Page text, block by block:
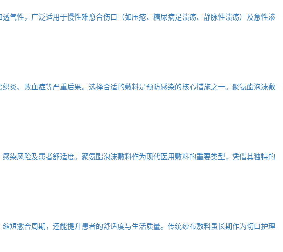
气性，广泛适用于慢性难愈合伤口（如压疮、糖尿病足溃疡、静脉性溃疡）及急性渗
炎、败血症等严重后果。选择合适的敷料是预防感染的核心措施之一。聚氨酯泡沫敷
染风险及患者舒适度。聚氨酯泡沫敷料作为现代医用敷料的重要类型，凭借其独特的
短愈合周期，还能提升患者的舒适度与生活质量。传统纱布敷料虽长期作为切口护理